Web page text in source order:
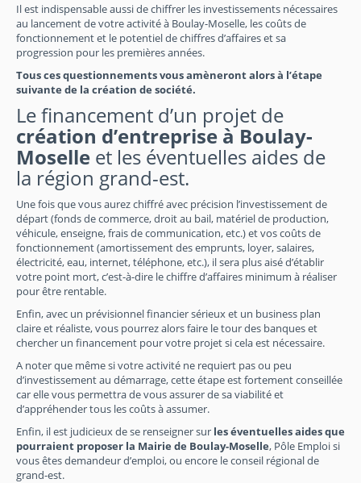
Il est indispensable aussi de chiffrer les investissements nécessaires
au lancement de votre activité à Boulay-Moselle, les coûts de
fonctionnement et le potentiel de chiffres d’affaires et sa
progression pour les premières années.
Tous ces questionnements vous amèneront alors à l’étape
suivante de la création de société.
Le financement d’un projet de
création d’entreprise à Boulay-
Moselle et les éventuelles aides de
la région grand-est.
Une fois que vous aurez chiffré avec précision l’investissement de
départ (fonds de commerce, droit au bail, matériel de production,
véhicule, enseigne, frais de communication, etc.) et vos coûts de
fonctionnement (amortissement des emprunts, loyer, salaires,
électricité, eau, internet, téléphone, etc.), il sera plus aisé d’établir
votre point mort, c’est-à-dire le chiffre d’affaires minimum à réaliser
pour être rentable.
Enfin, avec un prévisionnel financier sérieux et un business plan
claire et réaliste, vous pourrez alors faire le tour des banques et
chercher un financement pour votre projet si cela est nécessaire.
A noter que même si votre activité ne requiert pas ou peu
d’investissement au démarrage, cette étape est fortement conseillée
car elle vous permettra de vous assurer de sa viabilité et
d’appréhender tous les coûts à assumer.
Enfin, il est judicieux de se renseigner sur les éventuelles aides que
pourraient proposer la Mairie de Boulay-Moselle, Pôle Emploi si
vous êtes demandeur d’emploi, ou encore le conseil régional de
grand-est.